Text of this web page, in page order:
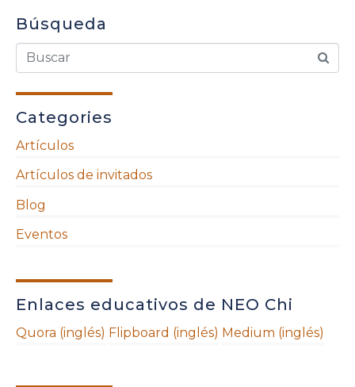
Búsqueda
Categories
Artículos
Artículos de invitados
Blog
Eventos
Enlaces educativos de NEO Chi
Quora (inglés) Flipboard (inglés) Medium (inglés)